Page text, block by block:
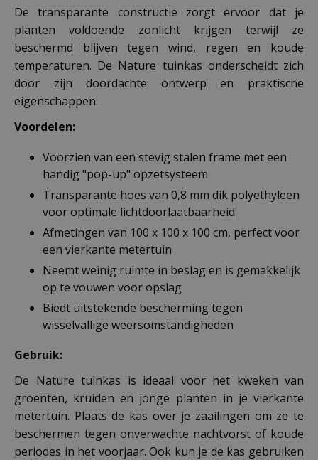
De transparante constructie zorgt ervoor dat je
planten voldoende zonlicht krijgen terwijl ze
beschermd blijven tegen wind, regen en koude
temperaturen. De Nature tuinkas onderscheidt zich
door zijn doordachte ontwerp en praktische
eigenschappen.
Voordelen:
Voorzien van een stevig stalen frame met een
handig "pop-up" opzetsysteem
Transparante hoes van 0,8 mm dik polyethyleen
voor optimale lichtdoorlaatbaarheid
Afmetingen van 100 x 100 x 100 cm, perfect voor
een vierkante metertuin
Neemt weinig ruimte in beslag en is gemakkelijk
op te vouwen voor opslag
Biedt uitstekende bescherming tegen
wisselvallige weersomstandigheden
Gebruik:
De Nature tuinkas is ideaal voor het kweken van
groenten, kruiden en jonge planten in je vierkante
metertuin. Plaats de kas over je zaailingen om ze te
beschermen tegen onverwachte nachtvorst of koude
periodes in het voorjaar. Ook kun je de kas gebruiken